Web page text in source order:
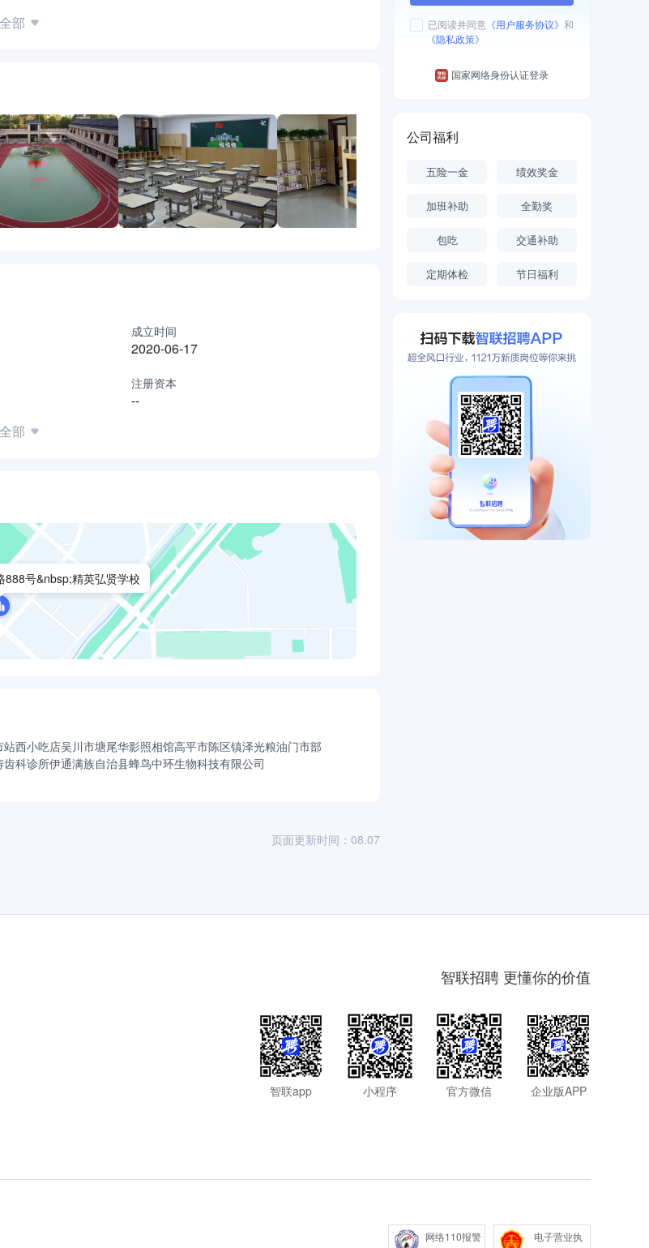
部
成立时间
2020-06-17
注册资本
--
部
号&nbsp;精英弘贤学校
站西小吃店吴川市塘尾华影照相馆高平市陈区镇泽光粮油门市部
齿科诊所伊通满族自治县蜂鸟中环生物科技有限公司
页面更新时间：08.07
已阅读并同意 《用户服务协议》 和
《隐私政策》
国家网络身份认证登录
公司福利
五险一金 绩效奖金
加班补助 全勤奖
包吃 交通补助
定期体检 节日福利
智联招聘 更懂你的价值
智联app 小程序 官方微信 企业版APP
网络110报警
电子营业执